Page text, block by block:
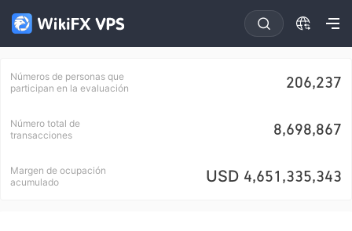
Números de personas que
participan en la evaluación
206,237
Número total de
transacciones
8,698,867
Margen de ocupación
acumulado
USD 4,651,335,343